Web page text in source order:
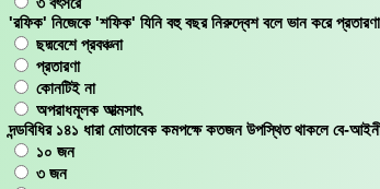
'রফিক' নিজেকে 'শফিক' যিনি বহু বছর নিরুদ্বেশ বলে ভান
ছদ্মবেশে প্রবঞ্চনা
প্রতারণা
কোনটিই না
অপরাধমূলক আত্মসাৎ
দন্ডবিধির ১৪১ ধারা মোতাবেক কমপক্ষে কতজন উপস্থিত
১০ জন
৩ জন